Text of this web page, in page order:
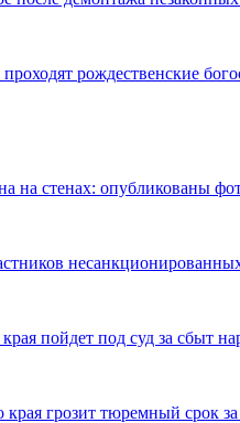
рождественские
на стенах: опубликованы
пойдет под суд за сбыт
грозит тюремный срок